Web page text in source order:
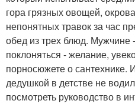
гора грязных овощей,
непонятных травок за час
обед из трех блюд. Мужчине
поклоняться - желание,
порносюжете о сантехнике.
дедушкой в детстве не
посмотреть руководство в